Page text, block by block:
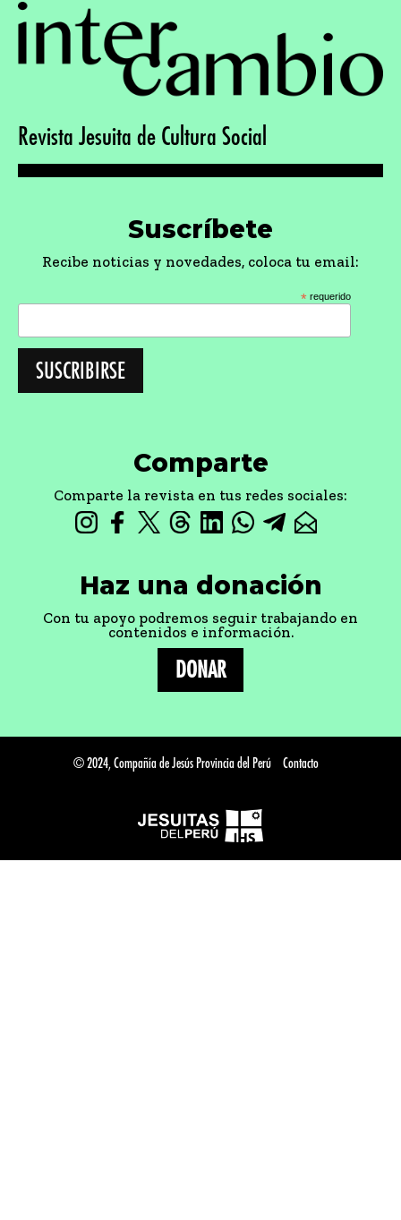
Revista Jesuita de Cultura Social
Suscríbete
Recibe noticias y novedades, coloca tu email:
* requerido
Comparte
Comparte la revista en tus redes sociales:
Haz una donación
Con tu apoyo podremos seguir trabajando en
contenidos e información.
DONAR
© 2024, Compañía de Jesús Provincia del Perú Contacto